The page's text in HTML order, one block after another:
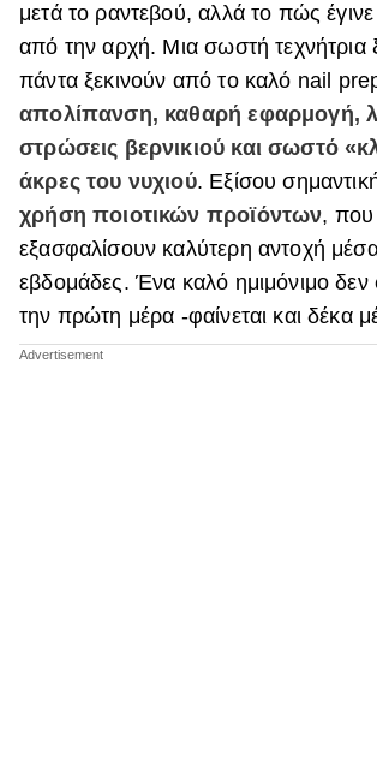
μετά το ραντεβού, αλλά το πώς έγινε
από την αρχή. Μια σωστή τεχνήτρια
πάντα ξεκινούν από το καλό nail
απολίπανση, καθαρή εφαρμογή,
στρώσεις βερνικιού και σωστό
άκρες του νυχιού. Εξίσου σημαντική
χρήση ποιοτικών προϊόντων,
εξασφαλίσουν καλύτερη αντοχή
εβδομάδες. Ένα καλό ημιμόνιμο δεν
την πρώτη μέρα -φαίνεται και δέκα